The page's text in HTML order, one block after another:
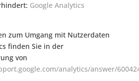
Google Analytics
zum Umgang mit Nutzerdaten
finden Sie in der
von
analytics/answer/